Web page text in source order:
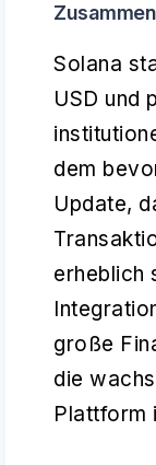
Solana
USD und
dem
Update,
erheblich
große
die
Plattform